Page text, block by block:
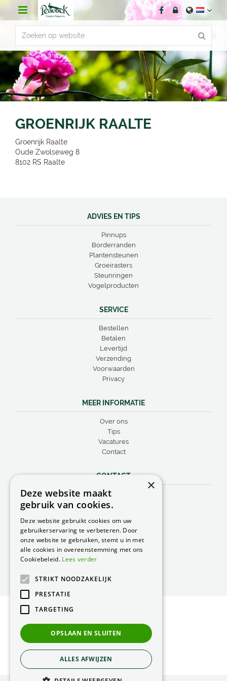
r
n
t
GROENRIJK RAALTE
Groenrijk Raalte
Oude Zwolseweg 8
8102 RS Raalte
ADVIES EN TIPS
Pinnups
Borderranden
Plantensteunen
Groeirasters
Steunringen
Vogelproducten
SERVICE
Bestellen
Betalen
Levertijd
Verzending
Voorwaarden
Privacy
MEER INFORMATIE
Over ons
Tips
Vacatures
Contact
CONTACT
Peacock Garden Supports
Industrieweg 22
Nederland
0499 57 40 80
F. 0499 57 40 84
E.peacock@peacock.nl
Privacy Statement
Green Solutions
×
Deze website maakt
gebruik van cookies.
Deze website gebruikt cookies om uw
gebruikerservaring te verbeteren. Door
onze website te gebruiken, stemt u in met
alle cookies in overeenstemming met ons
Cookiebeleid. Lees verder
STRIKT NOODZAKELIJK
PRESTATIE
TARGETING
OPSLAAN EN SLUITEN
ALLES AFWIJZEN